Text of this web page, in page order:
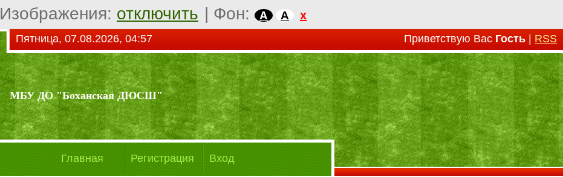
Изображения: отключить | Фон: A A x
Пятница, 07.08.2026, 04:57 Приветствую Вас Гость RSS
МБУ ДО "Боханская ДЮСШ"
Главная Регистрация Вход